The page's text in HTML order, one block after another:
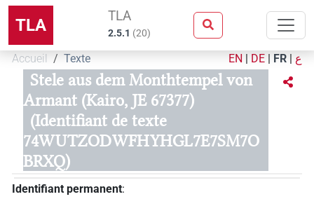
TLA TLA
2.5.1 (20)
Accueil Texte EN | DE | FR | ع
Stele aus dem Monthtempel von
Armant (Kairo, JE 67377)
(Identifiant de texte
74WUTZODWFHYHGL7E7SM7O
BRXQ)
Identifiant permanent: